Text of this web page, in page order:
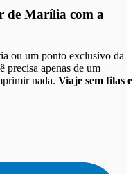
de Marília com a
ou um ponto exclusivo da
apenas de um
nada. Viaje sem filas e